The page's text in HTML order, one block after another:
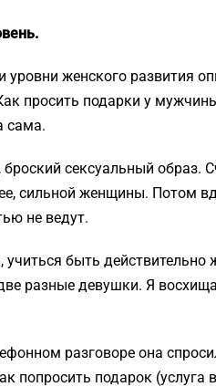
уровни женского развития
просить подарки у
сама.
броский сексуальный
сильной женщины. Потом
не ведут.
учиться быть
разные девушки. Я
разговоре она
попросить подарок